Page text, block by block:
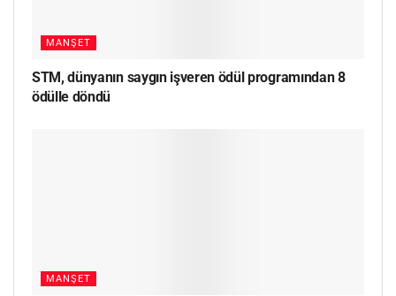
MANŞET
STM, dünyanın saygın işveren ödül programından 8
ödülle döndü
MANŞET